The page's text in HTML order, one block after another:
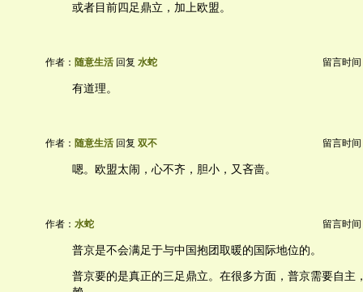
或者目前四足鼎立，加上欧盟。
作者： 随意生活 回复 水蛇 留言时间
有道理。
作者： 随意生活 回复 双不 留言时间
嗯。欧盟太闹，心不齐，胆小，又吝啬。
作者： 水蛇 留言时间
普京是不会满足于与中国抱团取暖的国际地位的。
普京要的是真正的三足鼎立。在很多方面，普京需要自主